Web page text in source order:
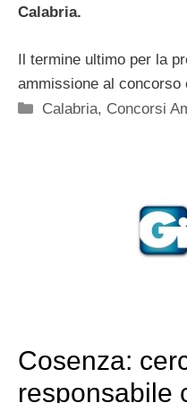
Calabria.
Il termine ultimo per la
ammissione al concorso
Categorie
Calabria, Concorsi
Cosenza:
responsabile